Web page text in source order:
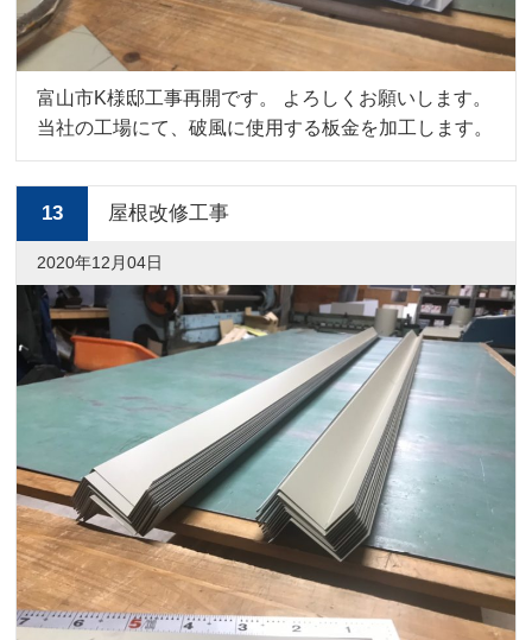
富山市K様邸工事再開です。 よろしくお願いします。
当社の工場にて、破風に使用する板金を加工します。
13 屋根改修工事
2020年12月04日